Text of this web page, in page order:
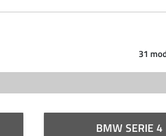
31
BMW SERIE 4